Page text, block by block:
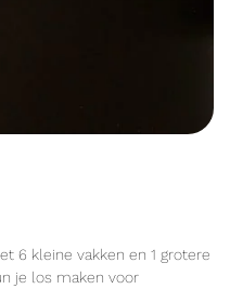
6 kleine vakken en 1 grotere
je los maken voor